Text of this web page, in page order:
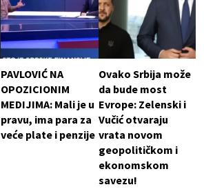
PAVLOVIĆ NA
OPOZICIONIM
MEDIJIMA: Mali je u
pravu, ima para za
veće plate i penzije
Ovako Srbija može
da bude most
Evrope: Zelenski i
Vučić otvaraju
vrata novom
geopolitičkom i
ekonomskom
savezu!